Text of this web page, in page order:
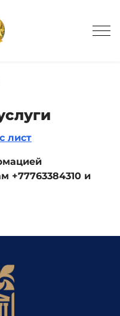
лист
+77763384310 и